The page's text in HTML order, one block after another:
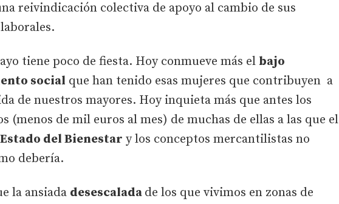
reivindicación colectiva de apoyo al cambio de sus
tiene poco de fiesta. Hoy conmueve más el bajo
social que han tenido esas mujeres que contribuyen a
de nuestros mayores. Hoy inquieta más que antes los
(menos de mil euros al mes) de muchas de ellas a las que el
Estado del Bienestar y los conceptos mercantilistas no
debería.
la ansiada desescalada de los que vivimos en zonas de